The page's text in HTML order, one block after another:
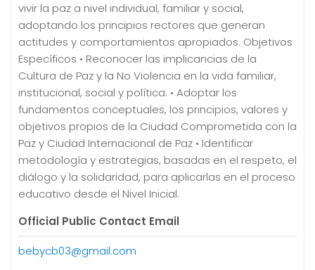
vivir la paz a nivel individual, familiar y social,
adoptando los principios rectores que generan
actitudes y comportamientos apropiados. Objetivos
Específicos • Reconocer las implicancias de la
Cultura de Paz y la No Violencia en la vida familiar,
institucional, social y política. • Adoptar los
fundamentos conceptuales, los principios, valores y
objetivos propios de la Ciudad Comprometida con la
Paz y Ciudad Internacional de Paz • Identificar
metodología y estrategias, basadas en el respeto, el
diálogo y la solidaridad, para aplicarlas en el proceso
educativo desde el Nivel Inicial.
Official Public Contact Email
bebycb03@gmail.com